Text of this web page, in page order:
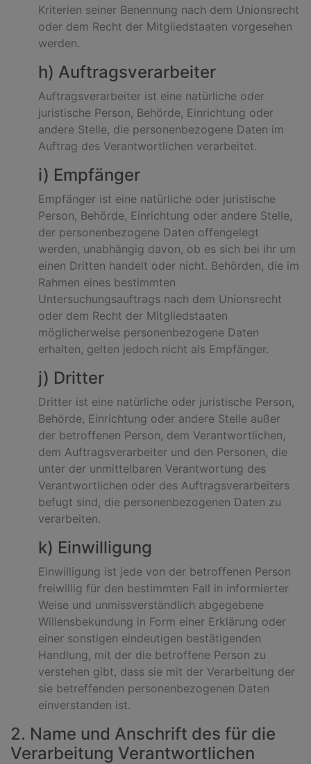
Kriterien seiner Benennung nach dem Unionsrecht
oder dem Recht der Mitgliedstaaten vorgesehen
werden.
h) Auftragsverarbeiter
Auftragsverarbeiter ist eine natürliche oder
juristische Person, Behörde, Einrichtung oder
andere Stelle, die personenbezogene Daten im
Auftrag des Verantwortlichen verarbeitet.
i) Empfänger
Empfänger ist eine natürliche oder juristische
Person, Behörde, Einrichtung oder andere Stelle,
der personenbezogene Daten offengelegt
werden, unabhängig davon, ob es sich bei ihr um
einen Dritten handelt oder nicht. Behörden, die im
Rahmen eines bestimmten
Untersuchungsauftrags nach dem Unionsrecht
oder dem Recht der Mitgliedstaaten
möglicherweise personenbezogene Daten
erhalten, gelten jedoch nicht als Empfänger.
j) Dritter
Dritter ist eine natürliche oder juristische Person,
Behörde, Einrichtung oder andere Stelle außer
der betroffenen Person, dem Verantwortlichen,
dem Auftragsverarbeiter und den Personen, die
unter der unmittelbaren Verantwortung des
Verantwortlichen oder des Auftragsverarbeiters
befugt sind, die personenbezogenen Daten zu
verarbeiten.
k) Einwilligung
Einwilligung ist jede von der betroffenen Person
freiwillig für den bestimmten Fall in informierter
Weise und unmissverständlich abgegebene
Willensbekundung in Form einer Erklärung oder
einer sonstigen eindeutigen bestätigenden
Handlung, mit der die betroffene Person zu
verstehen gibt, dass sie mit der Verarbeitung der
sie betreffenden personenbezogenen Daten
einverstanden ist.
2. Name und Anschrift des für die
Verarbeitung Verantwortlichen